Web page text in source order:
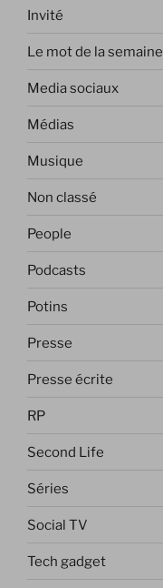
Invité
Le mot de la semaine
Media sociaux
Médias
Musique
Non classé
People
Podcasts
Potins
Presse
Presse écrite
RP
Second Life
Séries
Social TV
Tech gadget